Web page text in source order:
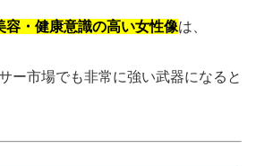
容・健康意識の高い女性像は、
ー市場でも非常に強い武器になると